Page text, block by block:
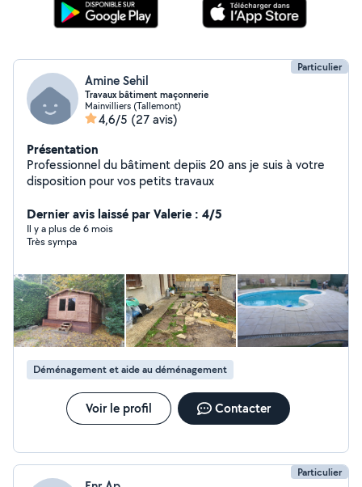
Particulier
Amine Sehil
Travaux bâtiment maçonnerie
Mainvilliers (Tallemont)
4,6/5 (27 avis)
Présentation
Professionnel du bâtiment depiis 20 ans je suis à votre
disposition pour vos petits travaux
Dernier avis laissé par Valerie : 4/5
Il y a plus de 6 mois
Très sympa
Déménagement et aide au déménagement
Voir le profil Contacter
Particulier